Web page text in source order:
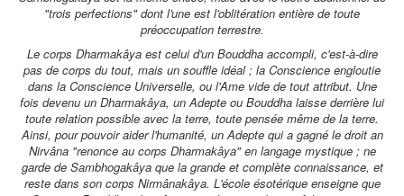
"trois perfections" dont l'une est l'oblitération entière de toute
préoccupation terrestre.
Le corps Dharmakâya est celui d'un Bouddha accompli, c'est-à-dire
pas de corps du tout, mais un souffle idéal ; la Conscience engloutie
dans la Conscience Universelle, ou l'Ame vide de tout attribut. Une
fois devenu un Dharmakâya, un Adepte ou Bouddha laisse derrière lui
toute relation possible avec la terre, toute pensée même de la terre.
Ainsi, pour pouvoir aider l'humanité, un Adepte qui a gagné le droit an
Nirvâna "renonce au corps Dharmakâya" en langage mystique ; ne
garde de Sambhogakâya que la grande et complète connaissance, et
reste dans son corps Nirmânakâya. L'école ésotérique enseigne que